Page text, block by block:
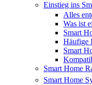
Einstieg ins
Alles
Was ist
Smart
Häufige
Smart
Smart Home
Smart Home